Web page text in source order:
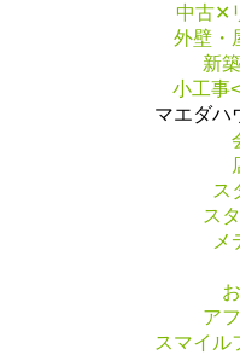
中古✕
外壁・
新
小工事
マエダハ
ス
ス
メ
ア
スマイル